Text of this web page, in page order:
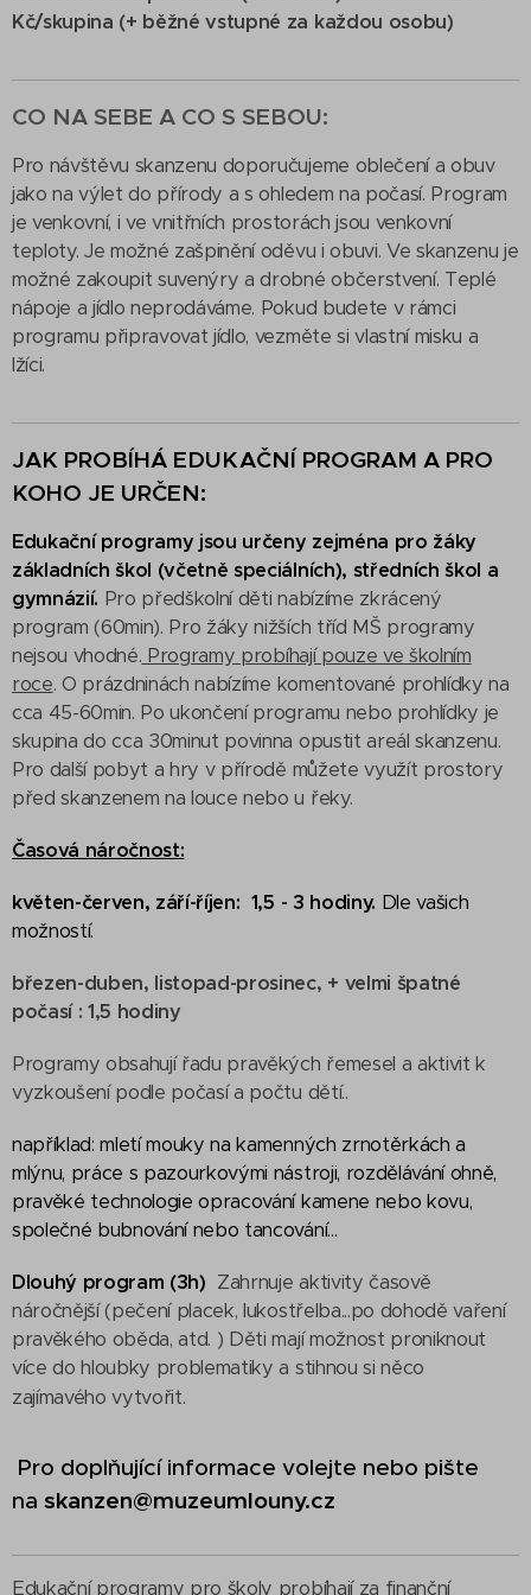
Kč/skupina (+ běžné vstupné za každou osobu)
CO NA SEBE A CO S SEBOU:
Pro návštěvu skanzenu doporučujeme oblečení a obuv
jako na výlet do přírody a s ohledem na počasí. Program
je venkovní, i ve vnitřních prostorách jsou venkovní
teploty. Je možné zašpinění oděvu i obuvi. Ve skanzenu je
možné zakoupit suvenýry a drobné občerstvení. Teplé
nápoje a jídlo neprodáváme. Pokud budete v rámci
programu připravovat jídlo, vezměte si vlastní misku a
lžíci.
JAK PROBÍHÁ EDUKAČNÍ PROGRAM A PRO
KOHO JE URČEN:
Edukační programy jsou určeny zejména pro žáky
základních škol (včetně speciálních), středních škol a
gymnázií. Pro předškolní děti nabízíme zkrácený
program (60min). Pro žáky nižších tříd MŠ programy
nejsou vhodné. Programy probíhají pouze ve školním
roce. O prázdninách nabízíme komentované prohlídky na
cca 45-60min. Po ukončení programu nebo prohlídky je
skupina do cca 30minut povinna opustit areál skanzenu.
Pro další pobyt a hry v přírodě můžete využít prostory
před skanzenem na louce nebo u řeky.
Časová náročnost:
květen-červen, září-říjen: 1,5 - 3 hodiny. Dle vašich
možností.
březen-duben, listopad-prosinec, + velmi špatné
počasí : 1,5 hodiny
Programy obsahují řadu pravěkých řemesel a aktivit k
vyzkoušení podle počasí a počtu dětí..
například: mletí mouky na kamenných zrnotěrkách a
mlýnu, práce s pazourkovými nástroji, rozdělávání ohně,
pravěké technologie opracování kamene nebo kovu,
společné bubnování nebo tancování...
Dlouhý program (3h) Zahrnuje aktivity časově
náročnější (pečení placek, lukostřelba...po dohodě vaření
pravěkého oběda, atd. ) Děti mají možnost proniknout
více do hloubky problematiky a stihnou si něco
zajímavého vytvořit.
Pro doplňující informace volejte nebo pište
na skanzen@muzeumlouny.cz
Edukační programy pro školy probíhají za finanční